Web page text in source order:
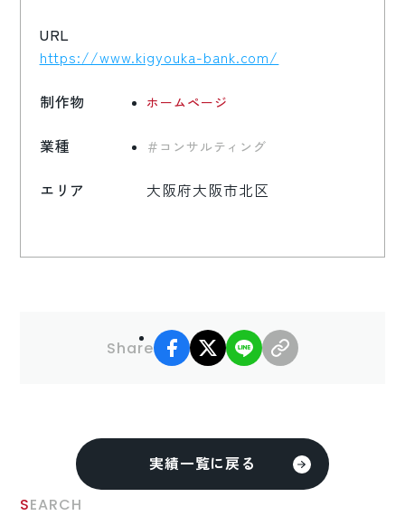
URL
https://www.kigyouka-bank.com/
制作物 ホームページ
業種 コンサルティング
エリア 大阪府大阪市北区
Share
facebook
X LINE
実績一覧に戻る
SEARCH